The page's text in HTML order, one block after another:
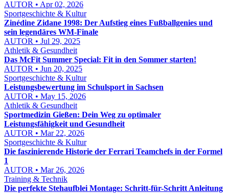
AUTOR • Apr 02, 2026
Sportgeschichte & Kultur
Zinédine Zidane 1998: Der Aufstieg eines Fußballgenies und
sein legendäres WM-Finale
AUTOR • Jul 29, 2025
Athletik & Gesundheit
Das McFit Summer Special: Fit in den Sommer starten!
AUTOR • Jun 20, 2025
Sportgeschichte & Kultur
Leistungsbewertung im Schulsport in Sachsen
AUTOR • May 15, 2026
Athletik & Gesundheit
Sportmedizin Gießen: Dein Weg zu optimaler
Leistungsfähigkeit und Gesundheit
AUTOR • Mar 22, 2026
Sportgeschichte & Kultur
Die faszinierende Historie der Ferrari Teamchefs in der Formel
1
AUTOR • Mar 26, 2026
Training & Technik
Die perfekte Stehaufblei Montage: Schritt-für-Schritt Anleitung